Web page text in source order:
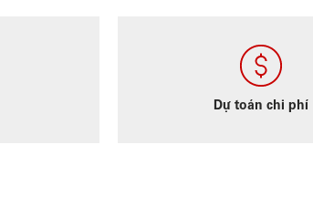
Dự toán chi phí